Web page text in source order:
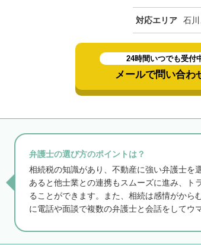
対応エリア 石
24時間いつでも受付
メールで問い合わ
弁護士の選び方のポイントは？
相続税の知識があり、不動産に強い弁護士を
あると他士業との連携もスムーズに進み、ト
ることができます。また、相続は感情がから
に電話や面談で複数の弁護士と会話をしてウ